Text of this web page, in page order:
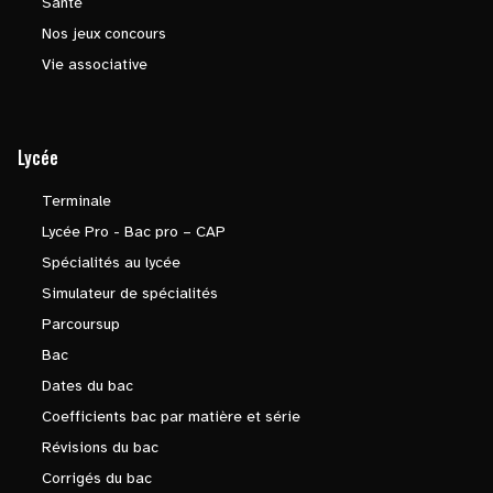
Nos jeux concours
Vie associative
Lycée
Terminale
Lycée Pro - Bac pro – CAP
Spécialités au lycée
Simulateur de spécialités
Parcoursup
Bac
Dates du bac
Coefficients bac par matière et série
Révisions du bac
Corrigés du bac